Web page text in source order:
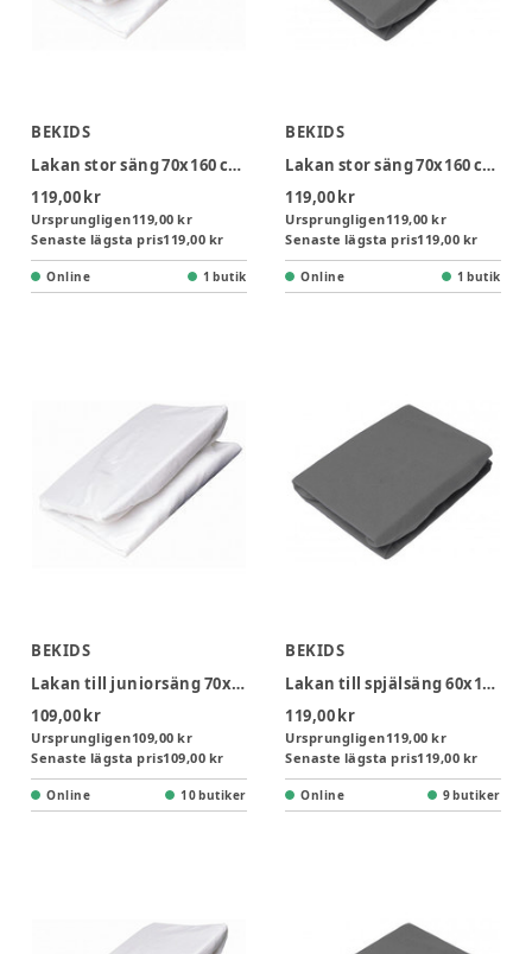
BEKIDS
Lakan stor säng 70x160 cm - Vit
119,00 kr
Ursprungligen119,00 kr
Senaste lägsta pris119,00 kr
Online 1 butik
BEKIDS
Lakan stor säng 70x160 cm - Grå
119,00 kr
Ursprungligen119,00 kr
Senaste lägsta pris119,00 kr
Online 1 butik
BEKIDS
Lakan till juniorsäng 70x140 cm - Vit
109,00 kr
Ursprungligen109,00 kr
Senaste lägsta pris109,00 kr
Online 10 butiker
BEKIDS
Lakan till spjälsäng 60x120 cm - Grå
119,00 kr
Ursprungligen119,00 kr
Senaste lägsta pris119,00 kr
Online 9 butiker